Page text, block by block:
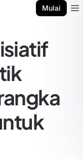
Mulai